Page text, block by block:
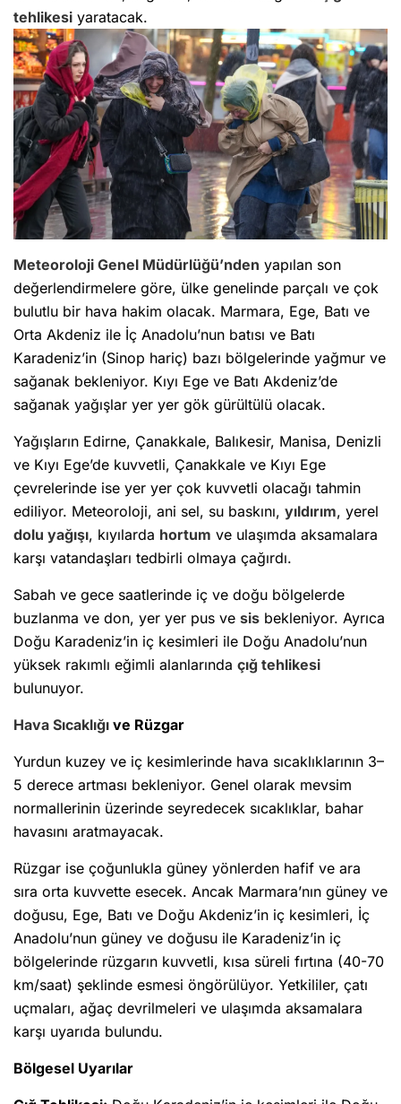
tehlikesi yaratacak.
Meteoroloji Genel Müdürlüğü’nden yapılan son
değerlendirmelere göre, ülke genelinde parçalı ve çok
bulutlu bir hava hakim olacak. Marmara, Ege, Batı ve
Orta Akdeniz ile İç Anadolu’nun batısı ve Batı
Karadeniz’in (Sinop hariç) bazı bölgelerinde yağmur ve
sağanak bekleniyor. Kıyı Ege ve Batı Akdeniz’de
sağanak yağışlar yer yer gök gürültülü olacak.
Yağışların Edirne, Çanakkale, Balıkesir, Manisa, Denizli
ve Kıyı Ege’de kuvvetli, Çanakkale ve Kıyı Ege
çevrelerinde ise yer yer çok kuvvetli olacağı tahmin
ediliyor. Meteoroloji, ani sel, su baskını, yıldırım, yerel
dolu yağışı, kıyılarda hortum ve ulaşımda aksamalara
karşı vatandaşları tedbirli olmaya çağırdı.
Sabah ve gece saatlerinde iç ve doğu bölgelerde
buzlanma ve don, yer yer pus ve sis bekleniyor. Ayrıca
Doğu Karadeniz’in iç kesimleri ile Doğu Anadolu’nun
yüksek rakımlı eğimli alanlarında çığ tehlikesi
bulunuyor.
Hava Sıcaklığı ve Rüzgar
Yurdun kuzey ve iç kesimlerinde hava sıcaklıklarının 3–
5 derece artması bekleniyor. Genel olarak mevsim
normallerinin üzerinde seyredecek sıcaklıklar, bahar
havasını aratmayacak.
Rüzgar ise çoğunlukla güney yönlerden hafif ve ara
sıra orta kuvvette esecek. Ancak Marmara’nın güney ve
doğusu, Ege, Batı ve Doğu Akdeniz’in iç kesimleri, İç
Anadolu’nun güney ve doğusu ile Karadeniz’in iç
bölgelerinde rüzgarın kuvvetli, kısa süreli fırtına (40-70
km/saat) şeklinde esmesi öngörülüyor. Yetkililer, çatı
uçmaları, ağaç devrilmeleri ve ulaşımda aksamalara
karşı uyarıda bulundu.
Bölgesel Uyarılar